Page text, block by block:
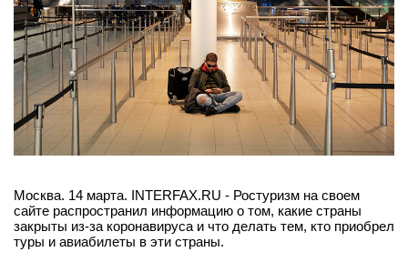
Москва. 14 марта. INTERFAX.RU - Ростуризм на своем
сайте распространил информацию о том, какие страны
закрыты из-за коронавируса и что делать тем, кто приобрел
туры и авиабилеты в эти страны.